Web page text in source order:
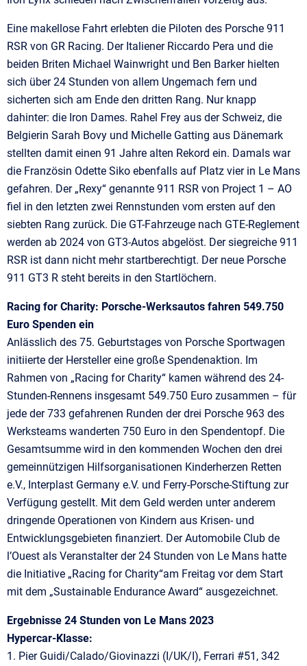
Eine makellose Fahrt erlebten die Piloten des Porsche 911
RSR von GR Racing. Der Italiener Riccardo Pera und die
beiden Briten Michael Wainwright und Ben Barker hielten
sich über 24 Stunden von allem Ungemach fern und
sicherten sich am Ende den dritten Rang. Nur knapp
dahinter: die Iron Dames. Rahel Frey aus der Schweiz, die
Belgierin Sarah Bovy und Michelle Gatting aus Dänemark
stellten damit einen 91 Jahre alten Rekord ein. Damals war
die Französin Odette Siko ebenfalls auf Platz vier in Le Mans
gefahren. Der „Rexy“ genannte 911 RSR von Project 1 – AO
fiel in den letzten zwei Rennstunden vom ersten auf den
siebten Rang zurück. Die GT-Fahrzeuge nach GTE-Reglement
werden ab 2024 von GT3-Autos abgelöst. Der siegreiche 911
RSR ist dann nicht mehr startberechtigt. Der neue Porsche
911 GT3 R steht bereits in den Startlöchern.
Racing for Charity: Porsche-Werksautos fahren 549.750
Euro Spenden ein
Anlässlich des 75. Geburtstages von Porsche Sportwagen
initiierte der Hersteller eine große Spendenaktion. Im
Rahmen von „Racing for Charity“ kamen während des 24-
Stunden-Rennens insgesamt 549.750 Euro zusammen – für
jede der 733 gefahrenen Runden der drei Porsche 963 des
Werksteams wanderten 750 Euro in den Spendentopf. Die
Gesamtsumme wird in den kommenden Wochen den drei
gemeinnützigen Hilfsorganisationen Kinderherzen Retten
e.V., Interplast Germany e.V. und Ferry-Porsche-Stiftung zur
Verfügung gestellt. Mit dem Geld werden unter anderem
dringende Operationen von Kindern aus Krisen- und
Entwicklungsgebieten finanziert. Der Automobile Club de
l’Ouest als Veranstalter der 24 Stunden von Le Mans hatte
die Initiative „Racing for Charity“am Freitag vor dem Start
mit dem „Sustainable Endurance Award“ ausgezeichnet.
Ergebnisse 24 Stunden von Le Mans 2023
Hypercar-Klasse:
1. Pier Guidi/Calado/Giovinazzi (I/UK/I), Ferrari #51, 342